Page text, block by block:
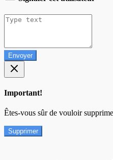
Envoyer
Important!
Êtes-vous sûr de vouloir
Supprimer